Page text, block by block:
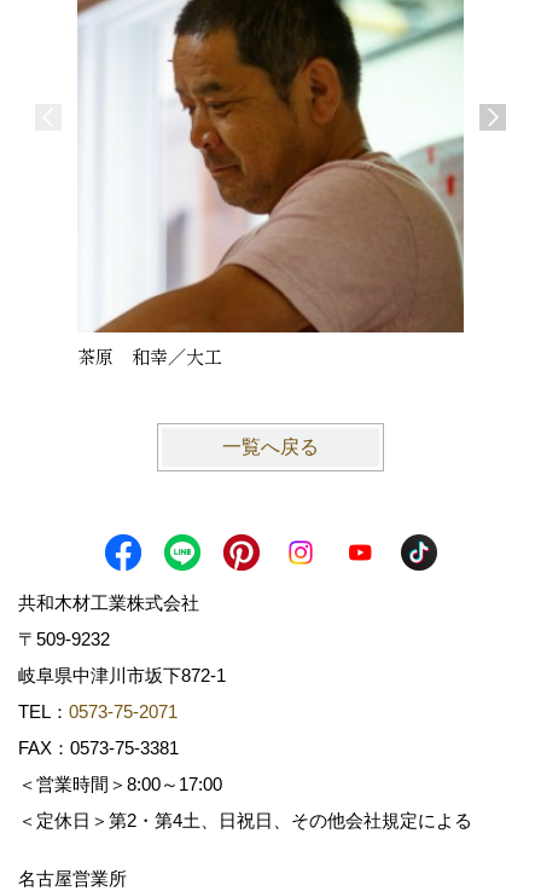
茶原 和幸／大工
一覧へ戻る
共和木材工業株式会社
〒509-9232
岐阜県中津川市坂下872‐1
TEL： 0573-75-2071
FAX：0573-75-3381
＜営業時間＞8:00～17:00
＜定休日＞第2・第4土、日祝日、その他会社規定による
名古屋営業所